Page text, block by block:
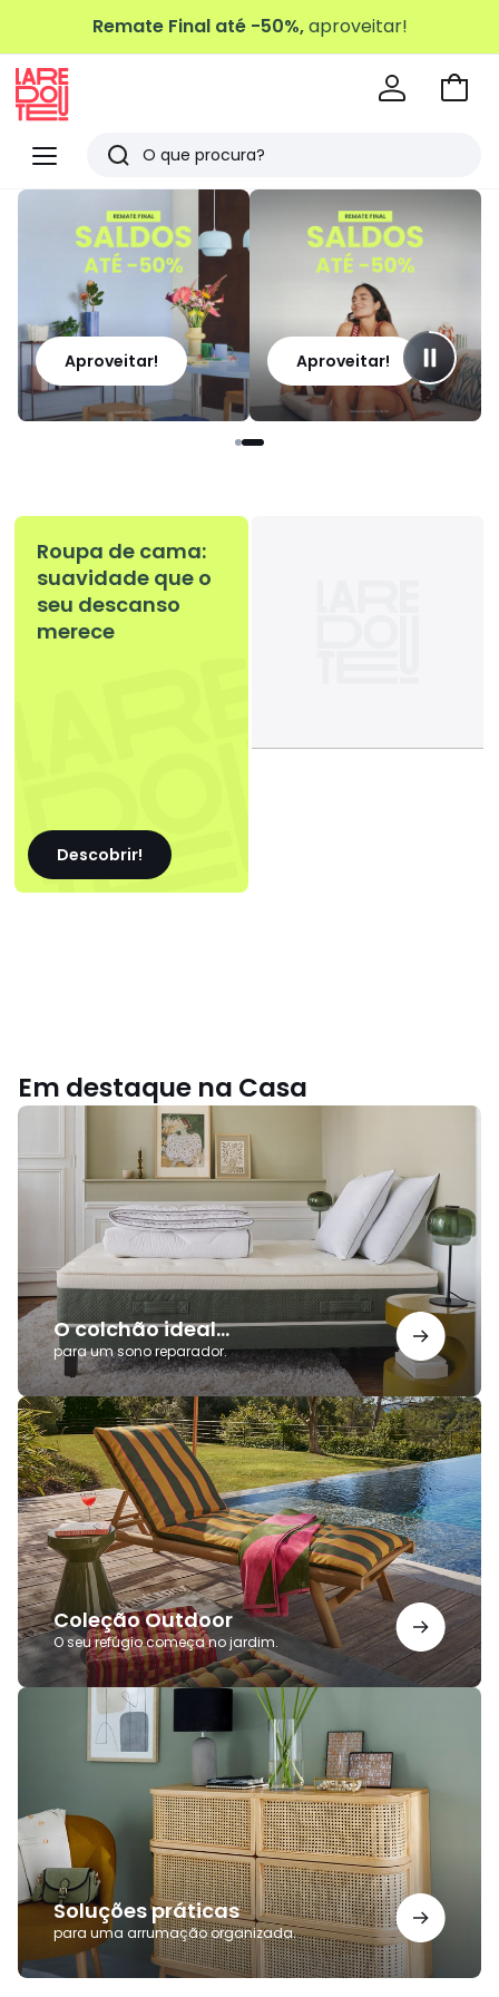
Remate Final até -50%,aproveitar!
Menu
Redoute
Pesquisar
Últimos
artigos
vistos
Ir
Aproveitar! Aproveitar!
Roupa de cama:
suavidade que o
seu descanso
merece
Descobrir!
Em destaque na Casa
O colchão ideal...
para um sono reparador.
O
ideal...
Coleção Outdoor
O seu refúgio começa no jardim.
Coleção
Outdoor
Soluções práticas
para uma arrumação organizada.
Soluções